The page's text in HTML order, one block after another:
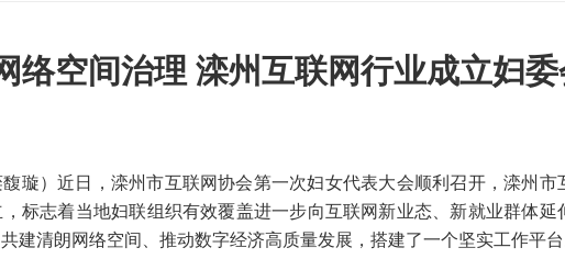
络空间治理 滦州互联网行业成立妇
馥璇）近日，滦州市互联网协会第一次妇女代表大会顺利召开，滦州市
标志着当地妇联组织有效覆盖进一步向互联网新业态、新就业群体延
建清朗网络空间、推动数字经济高质量发展，搭建了一个坚实工作平台